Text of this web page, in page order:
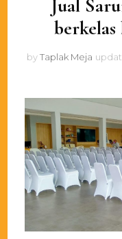
Jual
byTaplak Meja